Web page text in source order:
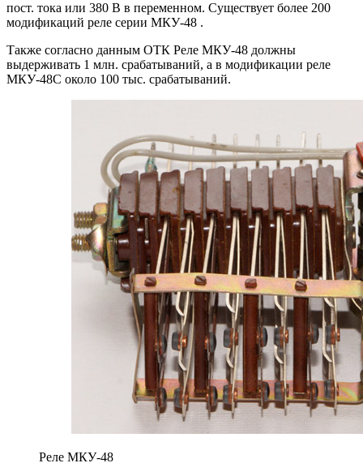
пост. тока или 380 В в переменном. Существует более 200
модификаций реле серии МКУ-48 .
Также согласно данным ОТК Реле МКУ-48 должны
выдерживать 1 млн. срабатываний, а в модификации реле
МКУ-48С около 100 тыс. срабатываний.
Реле МКУ-48